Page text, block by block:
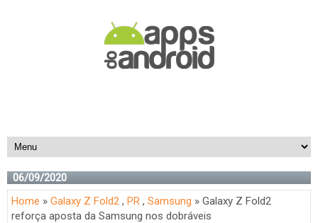
06/09/2020
Home » Galaxy Z Fold2 , PR , Samsung » Galaxy Z Fold2
reforça aposta da Samsung nos dobráveis